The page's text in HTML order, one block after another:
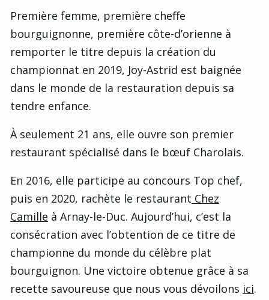
Première femme, première cheffe
bourguignonne, première côte-d’orienne à
remporter le titre depuis la création du
championnat en 2019, Joy-Astrid est baignée
dans le monde de la restauration depuis sa
tendre enfance.
À seulement 21 ans, elle ouvre son premier
restaurant spécialisé dans le bœuf Charolais.
En 2016, elle participe au concours Top chef,
puis en 2020, rachète le restaurant Chez
Camille à Arnay-le-Duc. Aujourd’hui, c’est la
consécration avec l’obtention de ce titre de
championne du monde du célèbre plat
bourguignon. Une victoire obtenue grâce à sa
recette savoureuse que nous vous dévoilons ici.